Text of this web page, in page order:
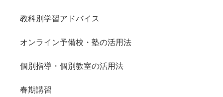
教科別学習アドバイス
オンライン予備校・塾の活用法
個別指導・個別教室の活用法
春期講習